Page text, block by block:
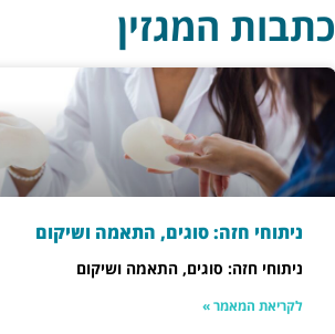
כתבות המגזין
ניתוחי חזה: סוגים, התאמה ושיקום
ניתוחי חזה: סוגים, התאמה ושיקום
לקריאת המאמר »